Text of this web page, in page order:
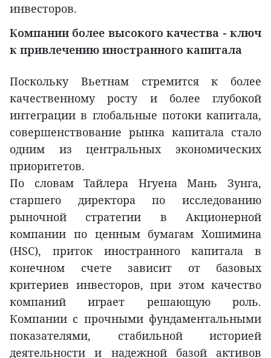
инвесторов.
Компании более высокого качества - ключ
к привлечению иностранного капитала
Поскольку Вьетнам стремится к более
качественному росту и более глубокой
интеграции в глобальные потоки капитала,
совершенствование рынка капитала стало
одним из центральных экономических
приоритетов.
По словам Тайлера Нгуена Мань Зунга,
старшего директора по исследованию
рыночной стратегии в Акционерной
компании по ценным бумагам Хошимина
(HSC), приток иностранного капитала в
конечном счете зависит от базовых
критериев инвесторов, при этом качество
компаний играет решающую роль.
Компании с прочными фундаментальными
показателями, стабильной историей
деятельности и надежной базой активов